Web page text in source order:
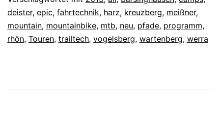
deister, epic, fahrtechnik, harz, kreuzberg, meißner,
mountain, mountainbike, mtb, neu, pfade, programm,
rhön, Touren, trailtech, vogelsberg, wartenberg, werra